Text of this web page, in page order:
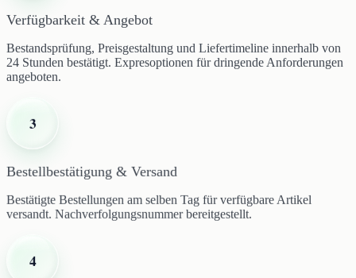
Verfügbarkeit & Angebot
Bestandsprüfung, Preisgestaltung und Liefertimeline innerhalb von
24 Stunden bestätigt. Expresoptionen für dringende Anforderungen
angeboten.
3
Bestellbestätigung & Versand
Bestätigte Bestellungen am selben Tag für verfügbare Artikel
versandt. Nachverfolgungsnummer bereitgestellt.
4